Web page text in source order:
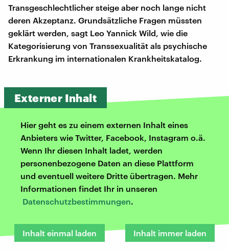
Transgeschlechtlicher steige aber noch lange nicht
deren Akzeptanz. Grundsätzliche Fragen müssten
geklärt werden, sagt Leo Yannick Wild, wie die
Kategorisierung von Transsexualität als psychische
Erkrankung im internationalen Krankheitskatalog.
Externer Inhalt
Hier geht es zu einem externen Inhalt eines
Anbieters wie Twitter, Facebook, Instagram o.ä.
Wenn Ihr diesen Inhalt ladet, werden
personenbezogene Daten an diese Plattform
und eventuell weitere Dritte übertragen. Mehr
Informationen findet Ihr in unseren
Datenschutzbestimmungen.
Inhalt einmal laden Inhalt immer laden